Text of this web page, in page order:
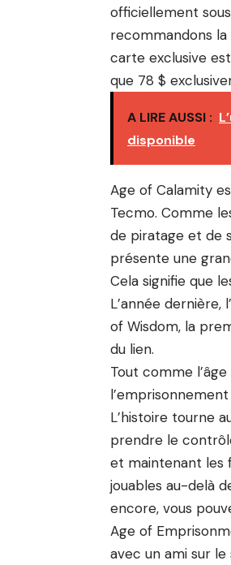
officiellement
recommandons la
carte exclusive
que 78 $
A LIRE AUSSI :
disponible
Age of Calamity
Tecmo. Comme
de piratage et de
présente une
Cela signifie que
L’année
of Wisdom, la
du lien.
Tout comme
L’histoire tourne
prendre le
et maintenant les
jouables au-delà
encore, vous
Age of
avec un ami sur